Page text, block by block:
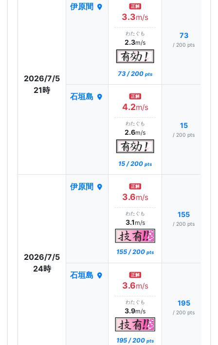
2026/7/5
21時
伊原間 正解
3.3m/s
わたぐも
2.3m/s
73 / 200 pts
73
/ 200 pts
石垣島 正解
4.2m/s
わたぐも
2.6m/s
15 / 200 pts
15
/ 200 pts
2026/7/5
24時
伊原間 正解
3.6m/s
わたぐも
3.1m/s
155 / 200 pts
155
/ 200 pts
石垣島 正解
3.6m/s
わたぐも
3.9m/s
195 / 200 pts
195
/ 200 pts